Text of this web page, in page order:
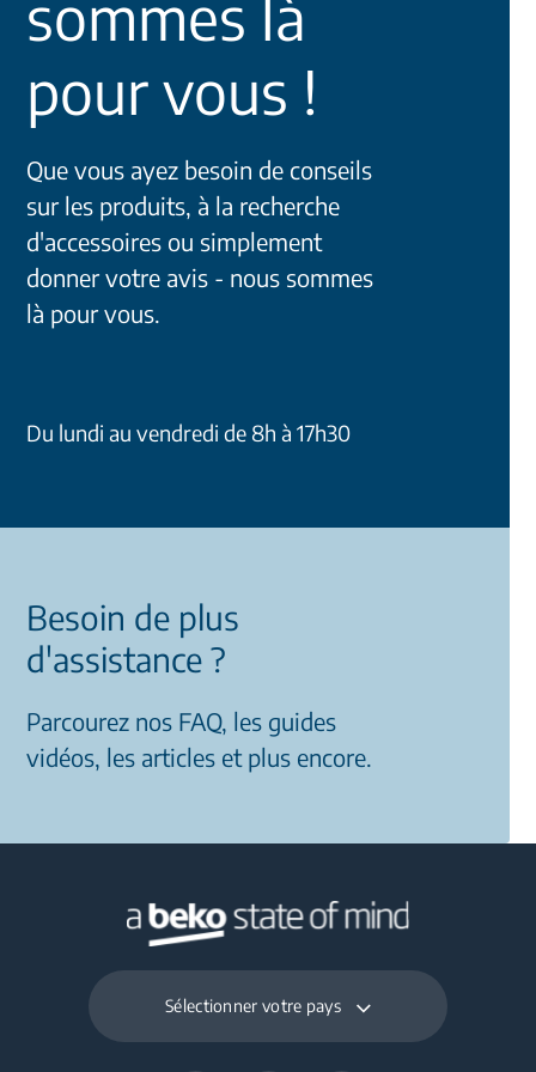
sommes là
pour vous !
Que vous ayez besoin de conseils
sur les produits, à la recherche
d'accessoires ou simplement
donner votre avis - nous sommes
là pour vous.
Du lundi au vendredi de 8h à 17h30
Besoin de plus
d'assistance ?
Parcourez nos FAQ, les guides
vidéos, les articles et plus encore.
Sélectionner votre pays